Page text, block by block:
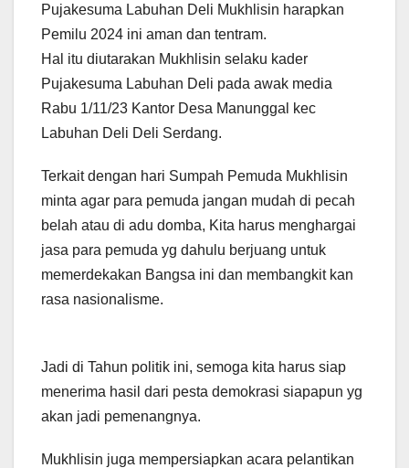
Pujakesuma Labuhan Deli Mukhlisin harapkan
Pemilu 2024 ini aman dan tentram.
Hal itu diutarakan Mukhlisin selaku kader
Pujakesuma Labuhan Deli pada awak media
Rabu 1/11/23 Kantor Desa Manunggal kec
Labuhan Deli Deli Serdang.
Terkait dengan hari Sumpah Pemuda Mukhlisin
minta agar para pemuda jangan mudah di pecah
belah atau di adu domba, Kita harus menghargai
jasa para pemuda yg dahulu berjuang untuk
memerdekakan Bangsa ini dan membangkit kan
rasa nasionalisme.
Jadi di Tahun politik ini, semoga kita harus siap
menerima hasil dari pesta demokrasi siapapun yg
akan jadi pemenangnya.
Mukhlisin juga mempersiapkan acara pelantikan